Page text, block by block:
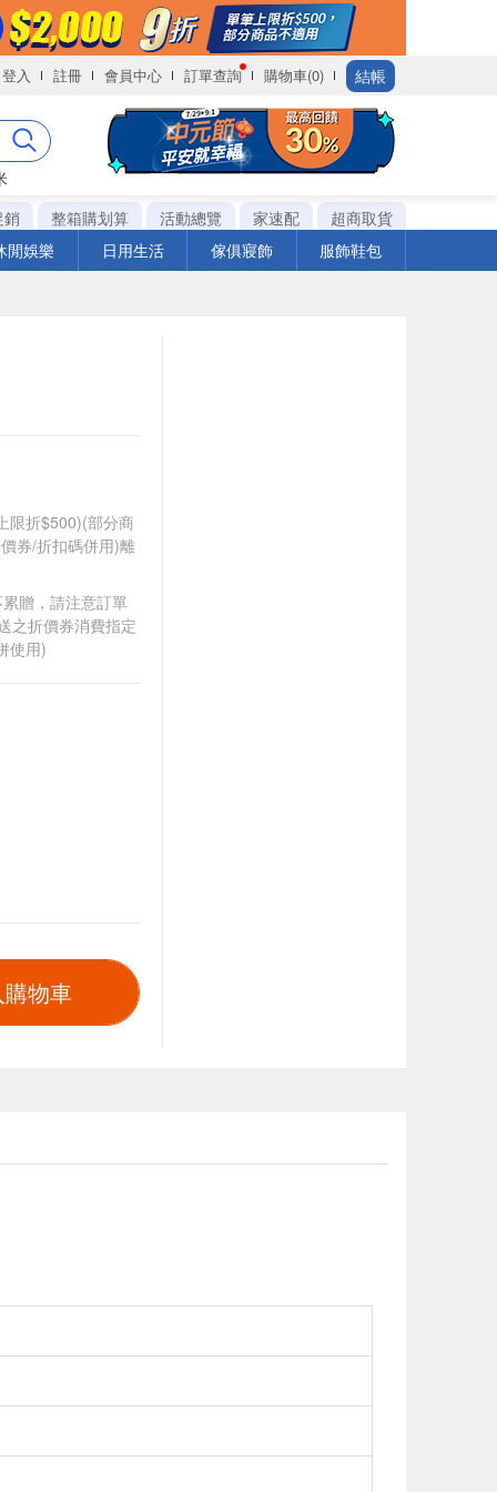
登入 註冊 會員中心 訂單查詢 購物車(0) 結帳
銷 整箱購划算 活動總覽 家速配
超商取貨
閒娛樂 日用生活 傢俱寢飾 服飾鞋包
限折$500)(部分商
券/折扣碼併用)離
贈，請注意訂單
之折價券消費指定
使用)
物車